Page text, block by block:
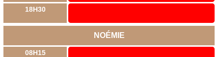
18H30
NOÉMIE
08H15